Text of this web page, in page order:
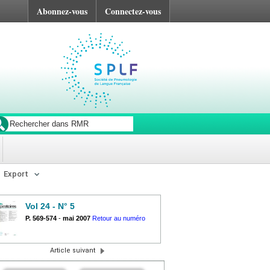
Abonnez-vous Connectez-vous
Export
Vol 24 - N° 5
P. 569-574 - mai 2007 Retour au numéro
Article suivant